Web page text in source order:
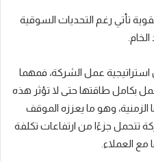
تأتي رغم التحديات السوقية
عمل الشركة، فمهما
بكامل طاقتها حتى لا تؤثر هذه
وهو ما يعززه الموقف
تتحمل جزءًا من ارتفاعات تكلفة
مع العملاء.